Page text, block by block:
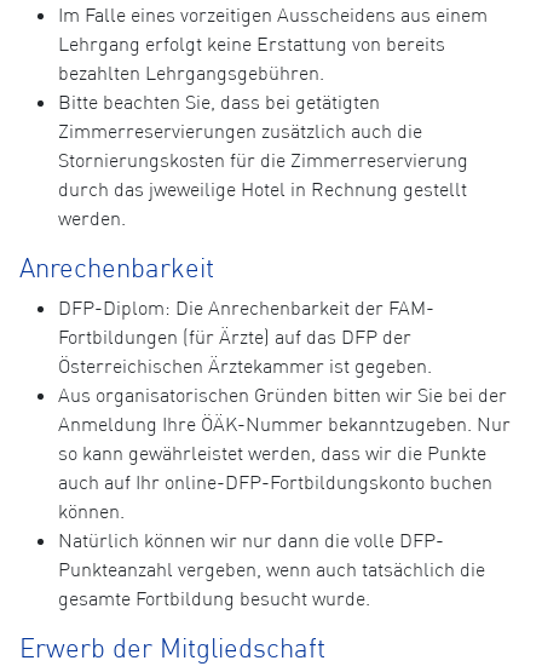
Im Falle eines vorzeitigen Ausscheidens aus einem
Lehrgang erfolgt keine Erstattung von bereits
bezahlten Lehrgangsgebühren.
Bitte beachten Sie, dass bei getätigten
Zimmerreservierungen zusätzlich auch die
Stornierungskosten für die Zimmerreservierung
durch das jweweilige Hotel in Rechnung gestellt
werden.
Anrechenbarkeit
DFP-Diplom: Die Anrechenbarkeit der FAM-
Fortbildungen (für Ärzte) auf das DFP der
Österreichischen Ärztekammer ist gegeben.
Aus organisatorischen Gründen bitten wir Sie bei der
Anmeldung Ihre ÖÄK-Nummer bekanntzugeben. Nur
so kann gewährleistet werden, dass wir die Punkte
auch auf Ihr online-DFP-Fortbildungskonto buchen
können.
Natürlich können wir nur dann die volle DFP-
Punkteanzahl vergeben, wenn auch tatsächlich die
gesamte Fortbildung besucht wurde.
Erwerb der Mitgliedschaft